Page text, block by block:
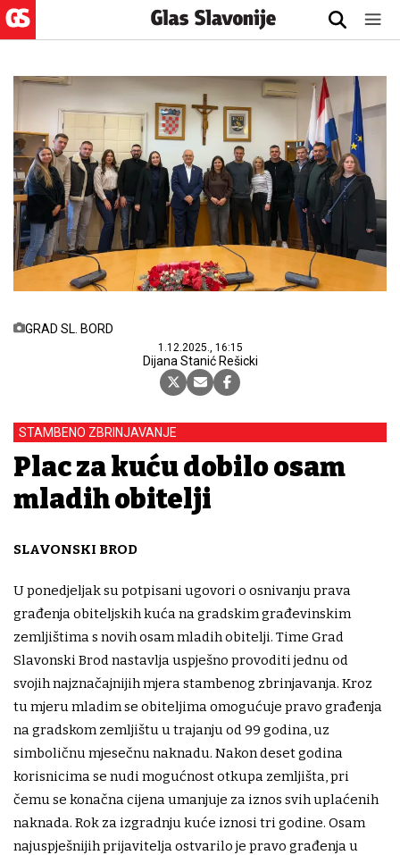
GRAD SL. BORD
1.12.2025., 16:15
Dijana Stanić Rešicki
STAMBENO ZBRINJAVANJE
Plac za kuću dobilo osam
mladih obitelji
SLAVONSKI BROD
U ponedjeljak su potpisani ugovori o osnivanju prava
građenja obiteljskih kuća na gradskim građevinskim
zemljištima s novih osam mladih obitelji. Time Grad
Slavonski Brod nastavlja uspješno provoditi jednu od
svojih najznačajnijih mjera stambenog zbrinjavanja. Kroz
tu mjeru mladim se obiteljima omogućuje pravo građenja
na gradskom zemljištu u trajanju od 99 godina, uz
simboličnu mjesečnu naknadu. Nakon deset godina
korisnicima se nudi mogućnost otkupa zemljišta, pri
čemu se konačna cijena umanjuje za iznos svih uplaćenih
naknada. Rok za izgradnju kuće iznosi tri godine. Osam
najuspješnijih prijavitelja ostvarilo je pravo građenja u